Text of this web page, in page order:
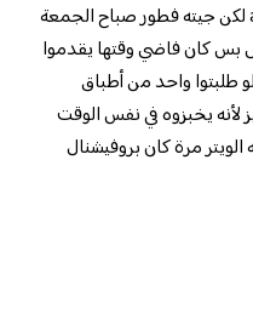
المكان مشهور ب ال afternoon tea لكن جيته فطور صباح الجمعة
بس كان فاضي وقتها يقدموا
طلبتوا واحد من أطباق
٣٠ دقيقة تجهيز لأنه يخبزوه في نفس الوقت
مرة كان بروفيشنال